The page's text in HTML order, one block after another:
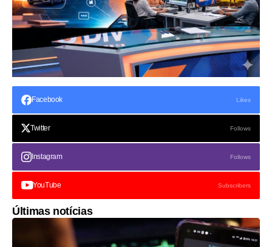
Facebook Likes
Twitter Follows
Instagram Follows
YouTube Subscribers
Últimas notícias